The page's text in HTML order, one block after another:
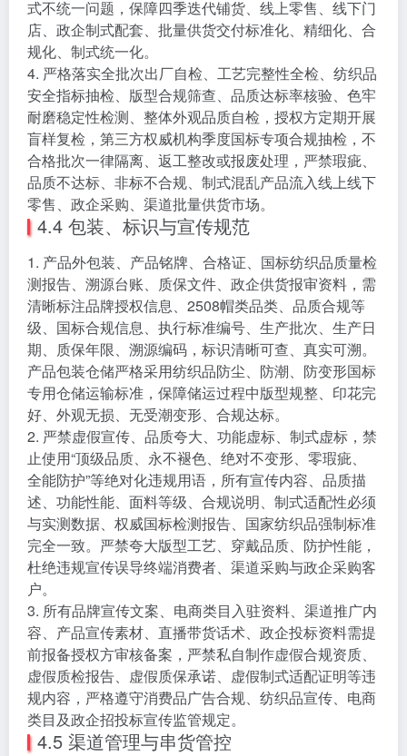
式不统一问题，保障四季迭代铺货、线上零售、线下门
店、政企制式配套、批量供货交付标准化、精细化、合
规化、制式统一化。
4. 严格落实全批次出厂自检、工艺完整性全检、纺织品
安全指标抽检、版型合规筛查、品质达标率核验、色牢
耐磨稳定性检测、整体外观品质自检，授权方定期开展
盲样复检，第三方权威机构季度国标专项合规抽检，不
合格批次一律隔离、返工整改或报废处理，严禁瑕疵、
品质不达标、非标不合规、制式混乱产品流入线上线下
零售、政企采购、渠道批量供货市场。
4.4 包装、标识与宣传规范
1. 产品外包装、产品铭牌、合格证、国标纺织品质量检
测报告、溯源台账、质保文件、政企供货报审资料，需
清晰标注品牌授权信息、2508帽类品类、品质合规等
级、国标合规信息、执行标准编号、生产批次、生产日
期、质保年限、溯源编码，标识清晰可查、真实可溯。
产品包装仓储严格采用纺织品防尘、防潮、防变形国标
专用仓储运输标准，保障储运过程中版型规整、印花完
好、外观无损、无受潮变形、合规达标。
2. 严禁虚假宣传、品质夸大、功能虚标、制式虚标，禁
止使用“顶级品质、永不褪色、绝对不变形、零瑕疵、
全能防护”等绝对化违规用语，所有宣传内容、品质描
述、功能性能、面料等级、合规说明、制式适配性必须
与实测数据、权威国标检测报告、国家纺织品强制标准
完全一致。严禁夸大版型工艺、穿戴品质、防护性能，
杜绝违规宣传误导终端消费者、渠道采购与政企采购客
户。
3. 所有品牌宣传文案、电商类目入驻资料、渠道推广内
容、产品宣传素材、直播带货话术、政企投标资料需提
前报备授权方审核备案，严禁私自制作虚假合规资质、
虚假质检报告、虚假质保承诺、虚假制式适配证明等违
规内容，严格遵守消费品广告合规、纺织品宣传、电商
类目及政企招投标宣传监管规定。
4.5 渠道管理与串货管控